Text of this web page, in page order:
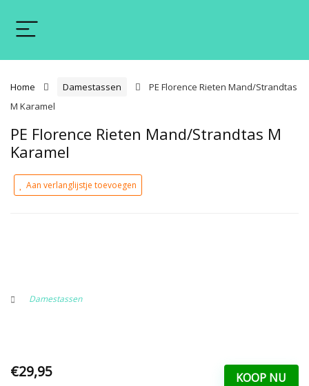
Home Damestassen
PE Florence Rieten Mand/Strandtas
M Karamel
PE Florence Rieten Mand/Strandtas M
Karamel
Aan verlanglijstje toevoegen
Damestassen
KOOP NU
€29,95